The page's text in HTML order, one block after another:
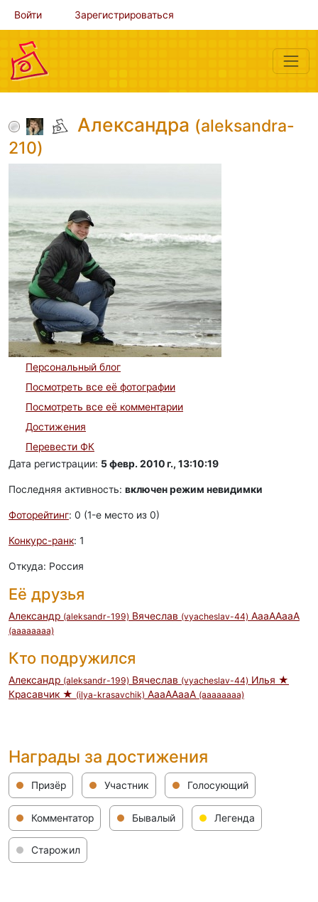
Войти Зарегистрироваться
Александра (aleksandra-
210)
Персональный блог
Посмотреть все её фотографии
Посмотреть все её комментарии
Достижения
Перевести ФК
Дата регистрации: 5 февр. 2010 г., 13:10:19
Последняя активность: включен режим невидимки
Фоторейтинг: 0 (1-e место из 0)
Конкурс-ранк: 1
Откуда: Россия
Её друзья
Александр (aleksandr-199) Вячеслав (vyacheslav-44) АааААааА
(aaaaaaaa)
Кто подружился
Александр (aleksandr-199) Вячеслав (vyacheslav-44) Илья ★
Красавчик ★ (ilya-krasavchik) АааААааА (aaaaaaaa)
Награды за достижения
Призёр Участник Голосующий
Комментатор Бывалый Легенда
Старожил